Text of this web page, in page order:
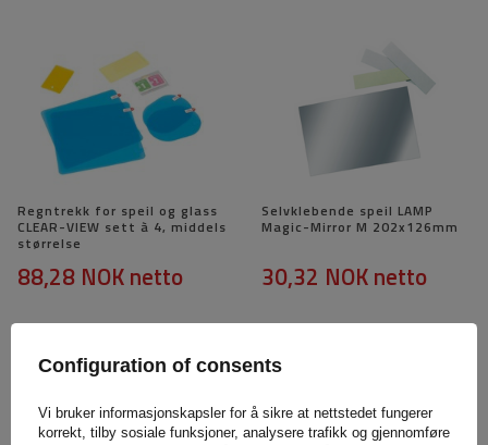
Regntrekk for speil og glass
CLEAR-VIEW sett à 4, middels
størrelse
88,28 NOKnetto
Selvklebende speil LAMP
Magic-Mirror M 202x126mm
30,32 NOKnetto
Configuration of consents
Vi bruker informasjonskapsler for å sikre at nettstedet fungerer
korrekt, tilby sosiale funksjoner, analysere trafikk og gjennomføre